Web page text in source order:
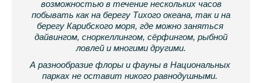
возможностью в течение нескольких часов
побывать как на берегу Тихого океана, так и на
берегу Карибского моря, где можно заняться
дайвингом, сноркеллингом, сёрфингом, рыбной
ловлей и многими другими.
А разнообразие флоры и фауны в Национальных
парках не оставит никого равнодушными.